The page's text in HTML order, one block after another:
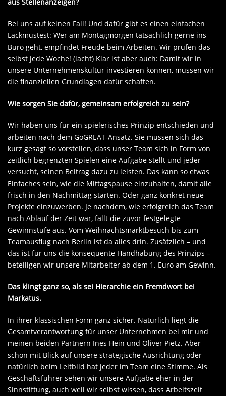
aus Stellen­anzeigen?
Bei uns auf keinen Fall! Und dafür gibt es einen einfachen
Lackmustest: Wer am Montagmorgen tatsächlich gerne ins
Büro geht, empfindet Freude beim Arbeiten. Wir prüfen das
selbst jede Woche! (lacht) Klar ist aber auch: Damit wir in
unsere Unternehmenskultur investieren können, müssen wir
die finanziellen Grundlagen dafür schaffen.
Wie sorgen Sie dafür, gemeinsam erfolgreich zu sein?
Wir haben uns für ein spielerisches Prinzip entschieden und
arbeiten nach dem GoGREAT-Ansatz. Sie müssen sich das
kurz gesagt so vorstellen, dass unser Team sich in Form von
zeitlich begrenzten Spielen eine Aufgabe stellt und jeder
versucht, seinen Beitrag dazu zu leisten. Das kann so etwas
Einfaches sein, wie die Mittagspause einzuhalten, damit alle
frisch in den Nachmittag starten. Oder ganz konkret neue
Projekte einzuwerben. Je nachdem, wie erfolgreich das Team
nach Ablauf der Zeit war, fällt die zuvor festgelegte
Gewinnstufe aus. Vom Weihnachtsmarktbesuch bis zum
Teamausflug nach Berlin ist da alles drin. Zusätzlich – und
das ist für uns die konsequente Handhabung des Prinzips –
beteiligen wir unsere Mitarbeiter ab dem 1. Euro am Gewinn.
Das klingt ganz so, als sei Hierarchie ein Fremdwort bei
Markatus.
In ihrer klassischen Form ganz sicher. Natürlich liegt die
Gesamt­verantwortung für unser Un­ter­nehmen bei mir und
meinen beiden Partnern Ines Hein und Oliver Pietz. Aber
schon mit Blick auf unsere strategische Ausrichtung oder
natürlich beim Leitbild hat jeder im Team eine ­Stimme. Als
Geschäftsführer sehen wir unsere Aufgabe eher in der
Sinnstiftung, auch weil wir selbst wissen, dass Arbeitszeit